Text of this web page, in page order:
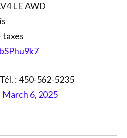
LE AWD
taxes
: 450-562-5235
March 6, 2025